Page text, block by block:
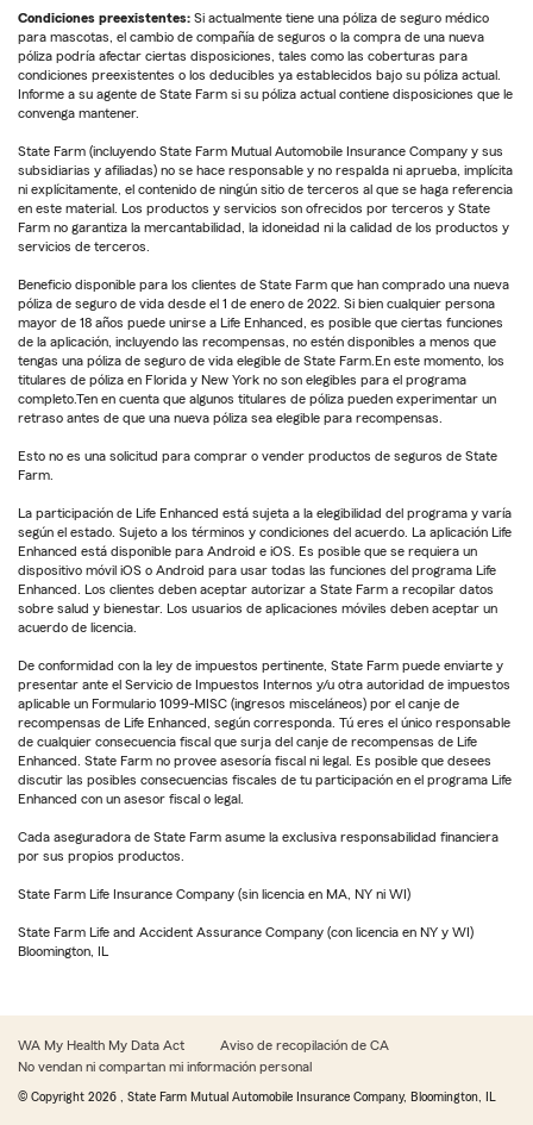
Condiciones preexistentes: Si actualmente tiene una póliza de seguro médico
para mascotas, el cambio de compañía de seguros o la compra de una nueva
póliza podría afectar ciertas disposiciones, tales como las coberturas para
condiciones preexistentes o los deducibles ya establecidos bajo su póliza actual.
Informe a su agente de State Farm si su póliza actual contiene disposiciones que le
convenga mantener.
State Farm (incluyendo State Farm Mutual Automobile Insurance Company y sus
subsidiarias y afiliadas) no se hace responsable y no respalda ni aprueba, implícita
ni explícitamente, el contenido de ningún sitio de terceros al que se haga referencia
en este material. Los productos y servicios son ofrecidos por terceros y State
Farm no garantiza la mercantabilidad, la idoneidad ni la calidad de los productos y
servicios de terceros.
Beneficio disponible para los clientes de State Farm que han comprado una nueva
póliza de seguro de vida desde el 1 de enero de 2022. Si bien cualquier persona
mayor de 18 años puede unirse a Life Enhanced, es posible que ciertas funciones
de la aplicación, incluyendo las recompensas, no estén disponibles a menos que
tengas una póliza de seguro de vida elegible de State Farm.En este momento, los
titulares de póliza en Florida y New York no son elegibles para el programa
completo.Ten en cuenta que algunos titulares de póliza pueden experimentar un
retraso antes de que una nueva póliza sea elegible para recompensas.
Esto no es una solicitud para comprar o vender productos de seguros de State
Farm.
La participación de Life Enhanced está sujeta a la elegibilidad del programa y varía
según el estado. Sujeto a los términos y condiciones del acuerdo. La aplicación Life
Enhanced está disponible para Android e iOS. Es posible que se requiera un
dispositivo móvil iOS o Android para usar todas las funciones del programa Life
Enhanced. Los clientes deben aceptar autorizar a State Farm a recopilar datos
sobre salud y bienestar. Los usuarios de aplicaciones móviles deben aceptar un
acuerdo de licencia.
De conformidad con la ley de impuestos pertinente, State Farm puede enviarte y
presentar ante el Servicio de Impuestos Internos y/u otra autoridad de impuestos
aplicable un Formulario 1099-MISC (ingresos misceláneos) por el canje de
recompensas de Life Enhanced, según corresponda. Tú eres el único responsable
de cualquier consecuencia fiscal que surja del canje de recompensas de Life
Enhanced. State Farm no provee asesoría fiscal ni legal. Es posible que desees
discutir las posibles consecuencias fiscales de tu participación en el programa Life
Enhanced con un asesor fiscal o legal.
Cada aseguradora de State Farm asume la exclusiva responsabilidad financiera
por sus propios productos.
State Farm Life Insurance Company (sin licencia en MA, NY ni WI)
State Farm Life and Accident Assurance Company (con licencia en NY y WI)
Bloomington, IL
WA My Health My Data Act
Aviso de recopilación de CA
No vendan ni compartan mi información personal
© Copyright 2026 , State Farm Mutual Automobile Insurance Company, Bloomington, IL